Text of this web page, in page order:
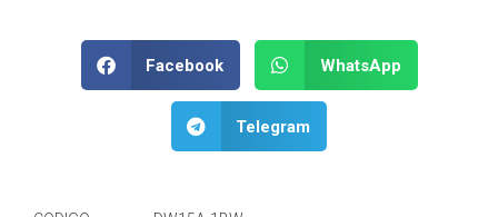
Facebook WhatsApp
Telegram